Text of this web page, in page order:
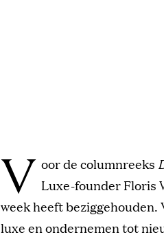
V oor de columnreeks
Luxe-founder Floris
week heeft
luxe en ondernemen tot